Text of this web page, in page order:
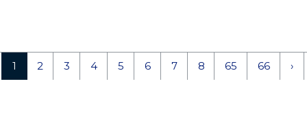
1 2 3 4 5 6 7 8 65 66 ›